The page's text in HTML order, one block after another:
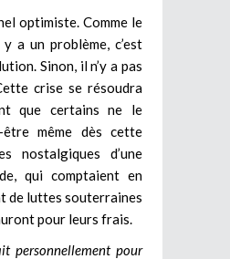
optimiste. Comme le
y a un problème, c’est
Sinon, il n’y a pas
crise se résoudra
que certains ne le
être même dès cette
nostalgiques d’une
qui comptaient en
de luttes souterraines
pour leurs frais.
personnellement pour